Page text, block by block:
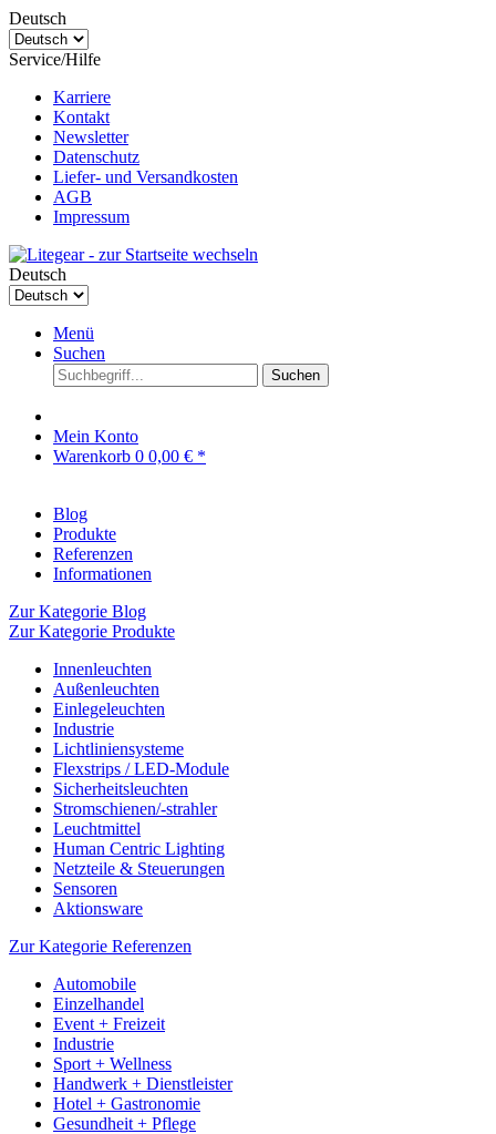
Deutsch
Service/Hilfe
Karriere
Kontakt
Newsletter
Datenschutz
Liefer- und Versandkosten
AGB
Impressum
Deutsch
Menü
Suchen
Suchen
Mein Konto
Warenkorb 0 0,00 € *
Blog
Produkte
Referenzen
Informationen
Zur Kategorie Blog
Zur Kategorie Produkte
Innenleuchten
Außenleuchten
Einlegeleuchten
Industrie
Lichtliniensysteme
Flexstrips / LED-Module
Sicherheitsleuchten
Stromschienen/-strahler
Leuchtmittel
Human Centric Lighting
Netzteile & Steuerungen
Sensoren
Aktionsware
Zur Kategorie Referenzen
Automobile
Einzelhandel
Event + Freizeit
Industrie
Sport + Wellness
Handwerk + Dienstleister
Hotel + Gastronomie
Gesundheit + Pflege